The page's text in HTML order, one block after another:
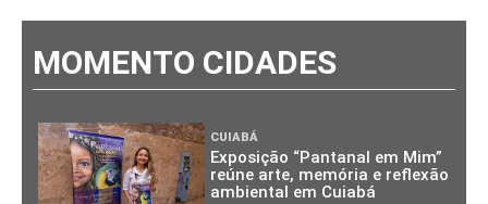
MOMENTO CIDADES
CUIABÁ
Exposição “Pantanal em Mim”
reúne arte, memória e reflexão
ambiental em Cuiabá